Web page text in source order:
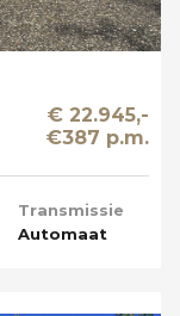
€ 22.945,-
€387 p.m.
Transmissie
Automaat